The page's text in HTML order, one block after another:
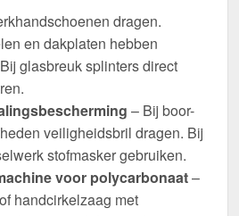
dragen.
en dakplaten hebben
glasbreuk splinters direct
– Bij boor-
veiligheidsbril dragen. Bij
stofmasker gebruiken.
voor polycarbonaat–
handcirkelzaag met